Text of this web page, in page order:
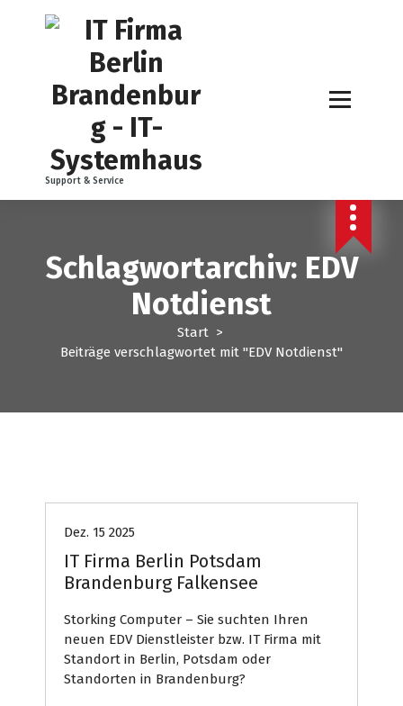
Support & Service
Schlagwortarchiv: EDV
Notdienst
Start>
Beiträge verschlagwortet mit "EDV Notdienst"
Dez. 15 2025
IT Firma Berlin Potsdam
Brandenburg Falkensee
Storking Computer – Sie suchten Ihren
neuen EDV Dienstleister bzw. IT Firma mit
Standort in Berlin, Potsdam oder
Standorten in Brandenburg?